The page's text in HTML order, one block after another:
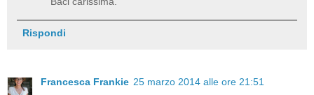
Rispondi
Francesca Frankie 25 marzo 2014 alle ore 21:51